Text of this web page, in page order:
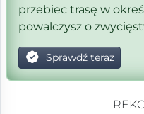
przebiec trasę w
powalczysz o
Sprawdź teraz